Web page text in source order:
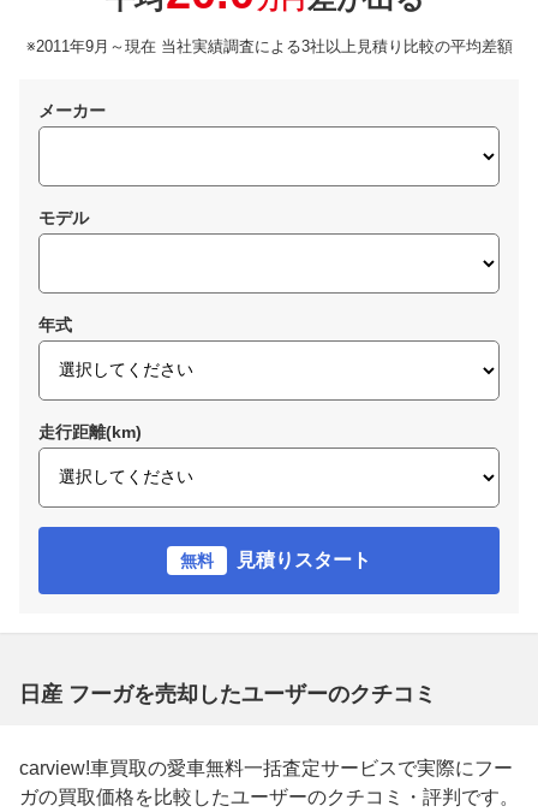
※2011年9月～現在 当社実績調査による3社以上見積り比較の平均差額
メーカー
モデル
年式
走行距離(km)
無料 見積りスタート
日産 フーガを売却したユーザーのクチコミ
carview!車買取の愛車無料一括査定サービスで実際にフー
ガの買取価格を比較したユーザーのクチコミ・評判です。